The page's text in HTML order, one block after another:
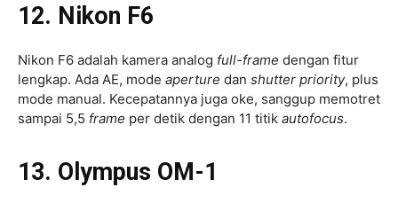
12. Nikon F6
Nikon F6 adalah kamera analog full-frame dengan fitur
lengkap. Ada AE, mode aperture dan shutter priority, plus
mode manual. Kecepatannya juga oke, sanggup memotret
sampai 5,5 frame per detik dengan 11 titik autofocus.
13. Olympus OM-1